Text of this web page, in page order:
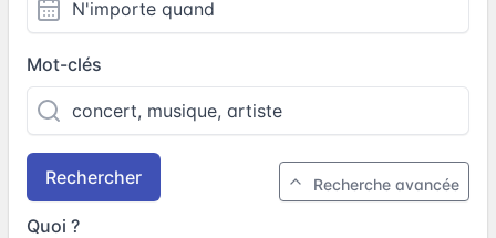
Mot-clés
Rechercher Recherche avancée
Quoi ?